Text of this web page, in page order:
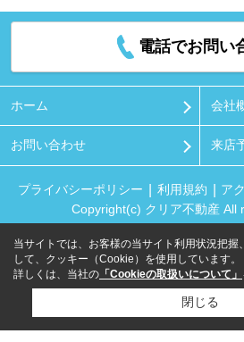
電話でお問い
ホーム 会社
お問い合わせ 来店
プライバシーポリシー 利用規約 ア
Copyright(c) クリア不動産 All
当サイトでは、お客様の当サイト利用状況把握
して、クッキー（Cookie）を使用しています。
詳しくは、当社の 「Cookieの取扱いについて」
閉じる